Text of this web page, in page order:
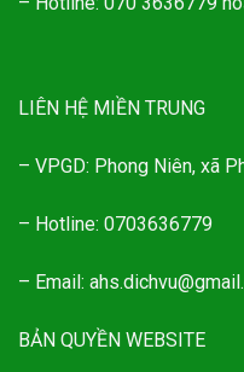
LIÊN HỆ MIỀN TRUNG
– VPGD: Phong Niên, xã
– Hotline: 0703636779
– Email:
BẢN QUYỀN WEBSITE